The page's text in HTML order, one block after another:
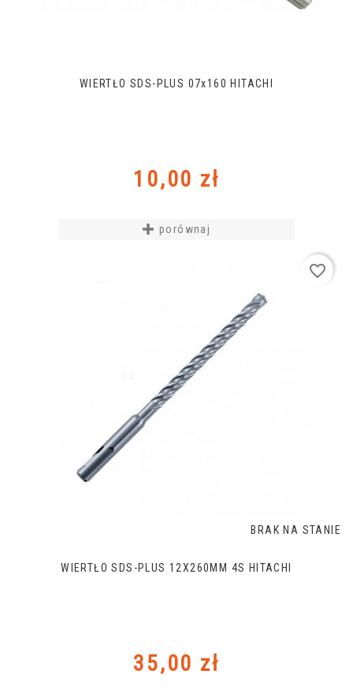
WIERTŁO SDS-PLUS 07x160 HITACHI
Cena
10,00 zł
porównaj
BRAK NA STANIE
favorite_border
WIERTŁO SDS-PLUS 12X260MM 4S HITACHI
Cena
35,00 zł